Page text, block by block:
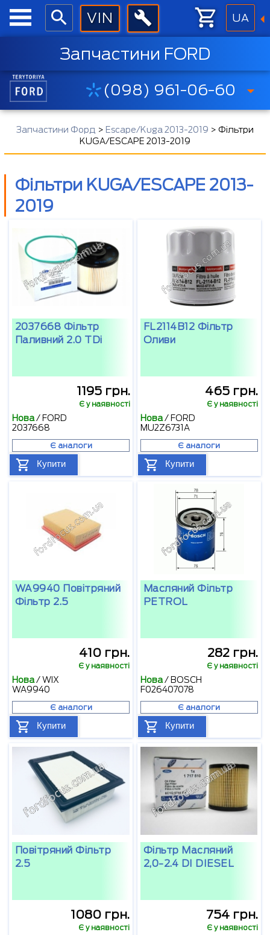
UA
Запчастини FORD
(098) 961-06-60
Запчастини Форд > Escape/Kuga 2013-2019 > Фільтри
KUGA/ESCAPE 2013-2019
Фільтри KUGA/ESCAPE 2013-
2019
2037668 Фільтр
Паливний 2.0 TDi
1195 грн.
Є у наявності
Нова/ FORD
2037668
Є аналоги
Купити
FL2114B12 Фільтр
Оливи
465 грн.
Є у наявності
Нова/ FORD
MU2Z6731A
Є аналоги
Купити
WA9940 Повітряний
Фільтр 2.5
410 грн.
Є у наявності
Нова/WIX
WA9940
Є аналоги
Купити
Масляний Фільтр
PETROL
282 грн.
Є у наявності
Нова/ BOSCH
F026407078
Є аналоги
Купити
Повітряний Фільтр
2.5
1080 грн.
Є у наявності
Фільтр Масляний
2,0-2.4 DI DIESEL
754 грн.
Є у наявності